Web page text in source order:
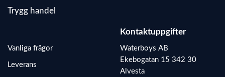
Trygg handel
Vanliga frågor
Leverans
Kontaktuppgifter
Waterboys AB
Ekebogatan 15 342 30
Alvesta